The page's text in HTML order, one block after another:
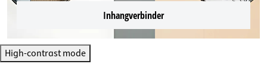
Inhangverbinder
High-contrast mode